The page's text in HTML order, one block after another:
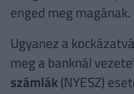
enged meg magának.
Ugyanez a
meg a banknál
számlák(NYESZ)